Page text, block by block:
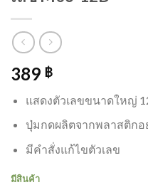
389 ฿
แสดงตัวเลขขนาดใหญ่
ปุ่มกดผลิตจากพลาสติกอ
มีคำสั่งแก้ไขตัวเลข
มีสินค้า